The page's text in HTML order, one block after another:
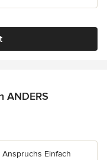
ANDERS
Sternen
Einfach